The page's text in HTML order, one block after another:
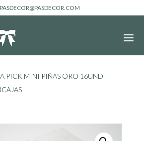
PASDECOR@PASDECOR.COM
PICK MINI PIÑAS ORO 16UND